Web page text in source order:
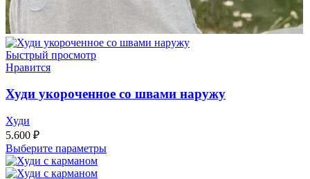
Быстрый просмотр
Нравится
Худи укороченное со швами наружу
Худи
5.600 ₽
Выберите параметры